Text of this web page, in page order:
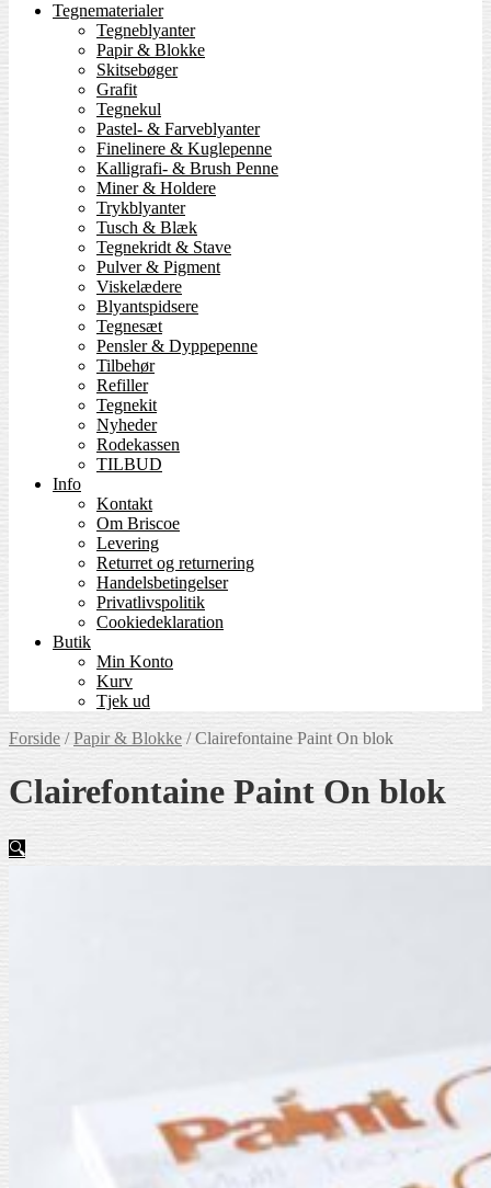
Tegnematerialer
Tegneblyanter
Papir & Blokke
Skitsebøger
Grafit
Tegnekul
Pastel- & Farveblyanter
Finelinere & Kuglepenne
Kalligrafi- & Brush Penne
Miner & Holdere
Trykblyanter
Tusch & Blæk
Tegnekridt & Stave
Pulver & Pigment
Viskelædere
Blyantspidsere
Tegnesæt
Pensler & Dyppepenne
Tilbehør
Refiller
Tegnekit
Nyheder
Rodekassen
TILBUD
Info
Kontakt
Om Briscoe
Levering
Returret og returnering
Handels­betingelser
Privatlivspolitik
Cookiedeklaration
Butik
Min Konto
Kurv
Tjek ud
Forside /Papir & Blokke /Claire­fontaine Paint On blok
Claire­fontaine Paint On blok
🔍